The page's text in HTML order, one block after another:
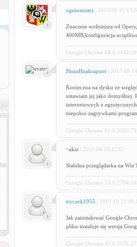
ogniomistrz | 2018.08.15
Znacznie wolniejsza od
400MB,konfiguracja
Google Chrome
HnauHnakrapunt |
Konieczna na dysku ze
ustawiam jej jako domyślnej.
internetowych z
niepokoi zagrywkami
Google Chrome 61.0.3163.79
~akiz | 2016.06.19 22:02
Stabilna przeglądarka na
Google Chrome
tryczek1955 | 2015.10.22
Jak zainstalować Google
pliku instaluje się wersja
Google Chrome 47.0.2526.27